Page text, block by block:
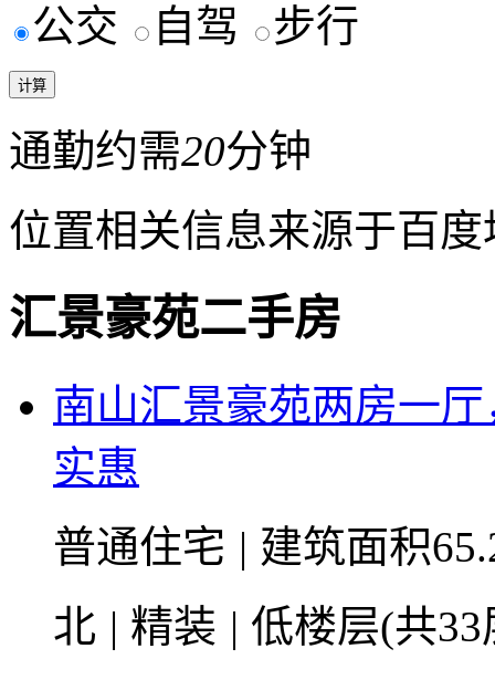
公交 自驾 步行
通勤约需20分钟
位置相关信息来源于百
汇景豪苑二手房
南山汇景豪苑两房一
实惠
普通住宅 | 建筑面积
北 | 精装 | 低楼层(共